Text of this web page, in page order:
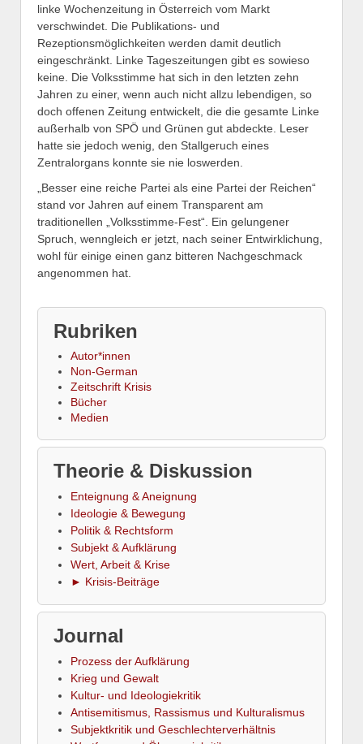
linke Wochenzeitung in Österreich vom Markt
verschwindet. Die Publikations- und
Rezeptionsmöglichkeiten werden damit deutlich
eingeschränkt. Linke Tageszeitungen gibt es sowieso
keine. Die Volksstimme hat sich in den letzten zehn
Jahren zu einer, wenn auch nicht allzu lebendigen, so
doch offenen Zeitung entwickelt, die die gesamte Linke
außerhalb von SPÖ und Grünen gut abdeckte. Leser
hatte sie jedoch wenig, den Stallgeruch eines
Zentralorgans konnte sie nie loswerden.
„Besser eine reiche Partei als eine Partei der Reichen“
stand vor Jahren auf einem Transparent am
traditionellen „Volksstimme-Fest“. Ein gelungener
Spruch, wenngleich er jetzt, nach seiner Entwirklichung,
wohl für einige einen ganz bitteren Nachgeschmack
angenommen hat.
Rubriken
Autor*innen
Non-German
Zeitschrift Krisis
Bücher
Medien
Theorie & Diskussion
Enteignung & Aneignung
Ideologie & Bewegung
Politik & Rechtsform
Subjekt & Aufklärung
Wert, Arbeit & Krise
► Krisis-Beiträge
Journal
Prozess der Aufklärung
Krieg und Gewalt
Kultur- und Ideologiekritik
Antisemitismus, Rassismus und Kulturalismus
Subjektkritik und Geschlechterverhältnis